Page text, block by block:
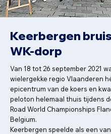
Keerbergen
WK-dorp
Van 18 tot 26 september 2021
wielergekke regio Vlaanderen
epicentrum van de koers en
peloton helemaal thuis tijdens
Road World Championships
Belgium.
Keerbergen speelde als een